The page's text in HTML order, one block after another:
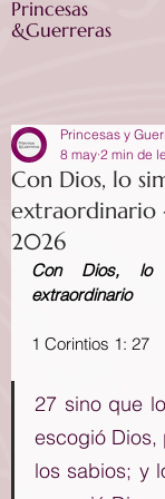
Princesas
&Guerreras
Con Dios, lo
extraordinario
2026
Princesas y
8 may 2 min de
Con Dios, lo
extraordinario
1 Corintios 1: 27
27 sino que
escogió Dios,
los sabios; y